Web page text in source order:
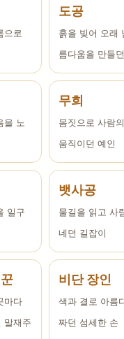
으로
도공
흙을 빚어 오래
름다움을 만들
을 노
무희
몸짓으로 사람
움직이던 예인
일구
뱃사공
물길을 읽고 사
네던 길잡이
마다
말재주
비단 장인
색과 결로 아름
짜던 섬세한 손